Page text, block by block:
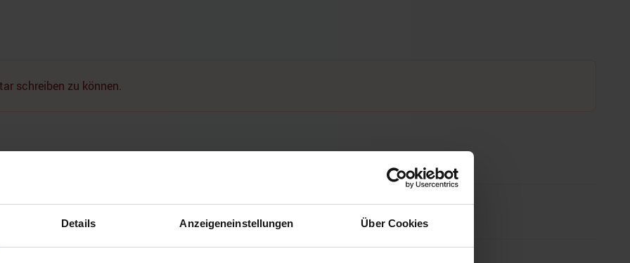
Details Anzeigeneinstellungen Über Cookies
schreiben zu können.
zu befestigen? Also das heisst kann man den fuss entfernen